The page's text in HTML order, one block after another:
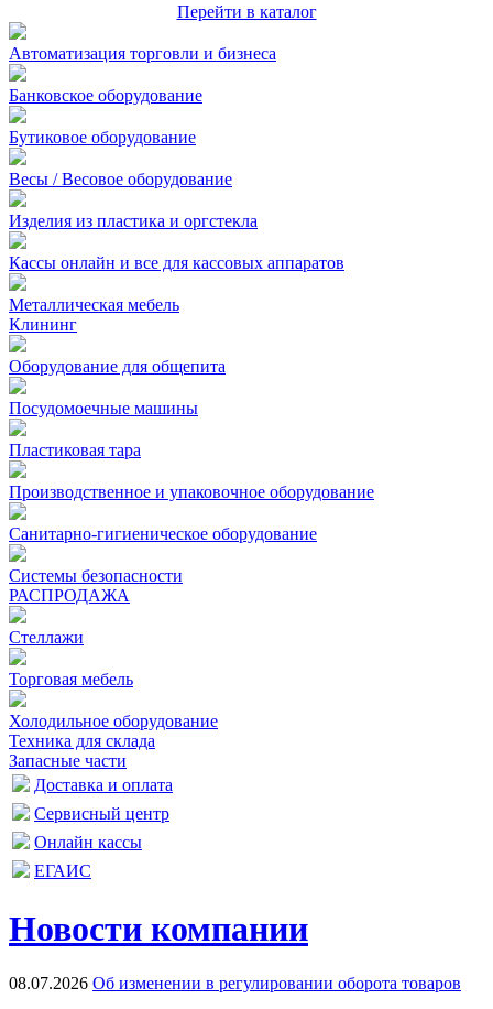
Перейти в каталог
Автоматизация торговли и бизнеса
Банковское оборудование
Бутиковое оборудование
Весы / Весовое оборудование
Изделия из пластика и оргстекла
Кассы онлайн и все для кассовых аппаратов
Металлическая мебель
Клининг
Оборудование для общепита
Посудомоечные машины
Пластиковая тара
Производственное и упаковочное оборудование
Санитарно-гигиеническое оборудование
Системы безопасности
РАСПРОДАЖА
Стеллажи
Торговая мебель
Холодильное оборудование
Техника для склада
Запасные части
Доставка и оплата
Сервисный центр
Онлайн кассы
ЕГАИС
Новости компании
08.07.2026 Об изменении в регулировании оборота товаров